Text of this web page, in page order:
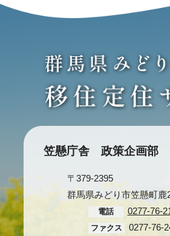
笠懸庁舎 政策企画部
〒379-2395
群馬県みどり市笠懸町鹿
電話 0277-76-
ファクス 0277-76-